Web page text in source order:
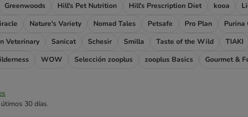
Greenwoods Hill's Pet Nutrition Hill's Prescription Diet kooa
Nature's Variety Nomad Tales Petsafe Pro Plan Purina
Veterinary
Sanicat Schesir Smilla Taste of the Wild TIAKI
WOW Selección zooplus zooplus Basics Gourmet &
30 días.